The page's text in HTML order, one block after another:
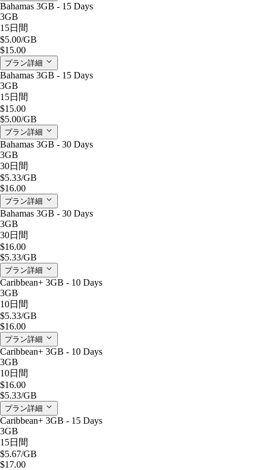
Bahamas 3GB - 15 Days
3GB
15日間
$5.00/GB
$15.00
プラン詳細
Bahamas 3GB - 15 Days
3GB
15日間
$15.00
$5.00/GB
プラン詳細
Bahamas 3GB - 30 Days
3GB
30日間
$5.33/GB
$16.00
プラン詳細
Bahamas 3GB - 30 Days
3GB
30日間
$16.00
$5.33/GB
プラン詳細
Caribbean+ 3GB - 10 Days
3GB
10日間
$5.33/GB
$16.00
プラン詳細
Caribbean+ 3GB - 10 Days
3GB
10日間
$16.00
$5.33/GB
プラン詳細
Caribbean+ 3GB - 15 Days
3GB
15日間
$5.67/GB
$17.00